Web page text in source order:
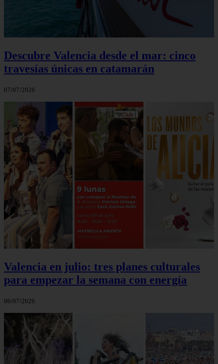
Descubre Valencia desde el mar: cinco
travesías únicas en catamarán
07/07/2026
Valencia en julio: tres planes culturales
para empezar la semana con energía
06/07/2026